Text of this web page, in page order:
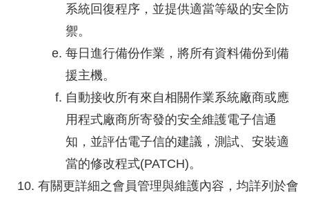
系統回復程序，並提供適當等級的安全防
禦。
每日進行備份作業，將所有資料備份到備
援主機。
自動接收所有來自相關作業系統廠商或應
用程式廠商所寄發的安全維護電子信通
知，並評估電子信的建議，測試、安裝適
當的修改程式(PATCH)。
有關更詳細之會員管理與維護內容，均詳列於會